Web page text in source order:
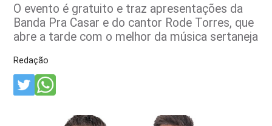
O evento é gratuito e traz apresentações da
Banda Pra Casar e do cantor Rode Torres, que
abre a tarde com o melhor da música sertaneja
Redação